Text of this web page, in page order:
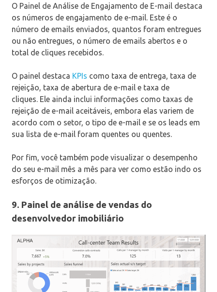
O Painel de Análise de Engajamento de E-mail destaca
os números de engajamento de e-mail. Este é o
número de emails enviados, quantos foram entregues
ou não entregues, o número de emails abertos e o
total de cliques recebidos.
O painel destaca KPIs como taxa de entrega, taxa de
rejeição, taxa de abertura de e-mail e taxa de
cliques. Ele ainda inclui informações como taxas de
rejeição de e-mail aceitáveis, embora elas variem de
acordo com o setor, o tipo de e-mail e se os leads em
sua lista de e-mail foram quentes ou quentes.
Por fim, você também pode visualizar o desempenho
do seu e-mail mês a mês para ver como estão indo os
esforços de otimização.
9. Painel de análise de vendas do
desenvolvedor imobiliário